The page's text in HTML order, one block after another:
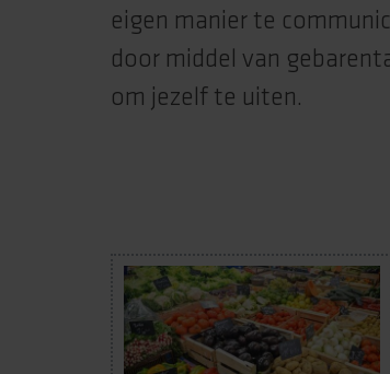
eigen manier te
door middel van
om jezelf te uiten.